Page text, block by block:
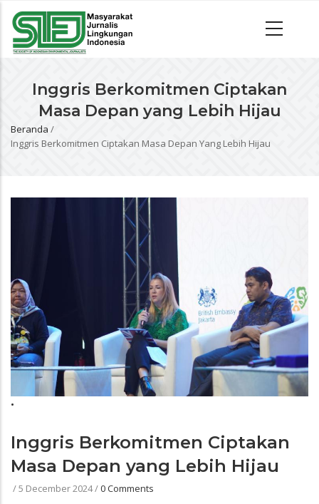
Inggris Berkomitmen Ciptakan
Masa Depan yang Lebih Hijau
Breadcrumb
Beranda /
Inggris Berkomitmen Ciptakan Masa Depan Yang Lebih Hijau
•
Inggris Berkomitmen Ciptakan
Masa Depan yang Lebih Hijau
/5 December 2024/0 Comments